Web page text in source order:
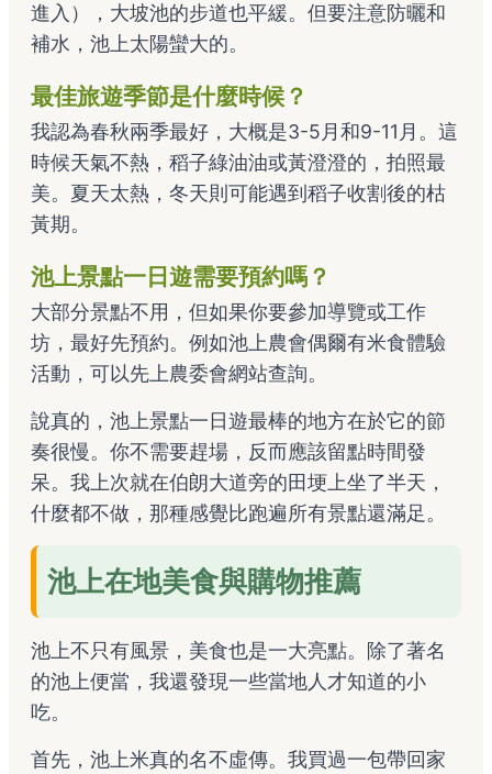
進入），大坡池的步道也平緩。但要注意防曬和
補水，池上太陽蠻大的。
最佳旅遊季節是什麼時候？
我認為春秋兩季最好，大概是3-5月和9-11月。這
時候天氣不熱，稻子綠油油或黃澄澄的，拍照最
美。夏天太熱，冬天則可能遇到稻子收割後的枯
黃期。
池上景點一日遊需要預約嗎？
大部分景點不用，但如果你要參加導覽或工作
坊，最好先預約。例如池上農會偶爾有米食體驗
活動，可以先上農委會網站查詢。
說真的，池上景點一日遊最棒的地方在於它的節
奏很慢。你不需要趕場，反而應該留點時間發
呆。我上次就在伯朗大道旁的田埂上坐了半天，
什麼都不做，那種感覺比跑遍所有景點還滿足。
池上在地美食與購物推薦
池上不只有風景，美食也是一大亮點。除了著名
的池上便當，我還發現一些當地人才知道的小
吃。
首先，池上米真的名不虛傳。我買過一包帶回家